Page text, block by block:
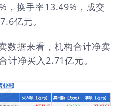
，换手率13.49%，成交
亿元。
数据来看，机构合计净卖
计净买入2.71亿元。